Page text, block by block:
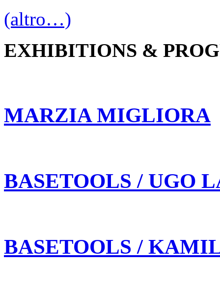
(altro…)
EXHIBITIONS &
MARZIA MIGLIORA
BASETOOLS / UGO
BASETOOLS /